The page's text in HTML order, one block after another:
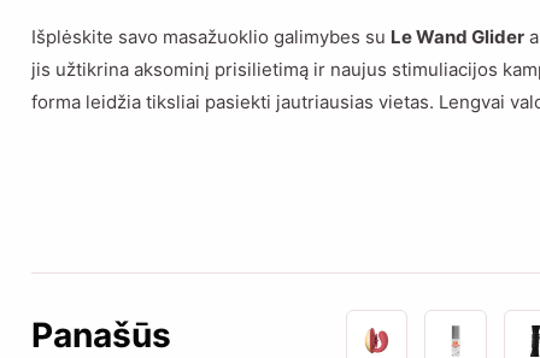
Išplėskite savo masažuoklio galimybes su Le Wand Glider
jis užtikrina aksominį prisilietimą ir naujus stimuliacijos
forma leidžia tiksliai pasiekti jautriausias vietas. Lengvai
Panašūs